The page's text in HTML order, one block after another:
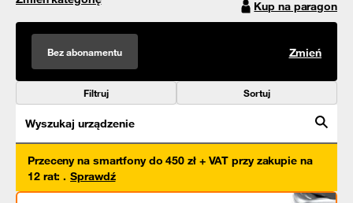
Kup na paragon
Bez abonamentu Zmień
Filtruj Sortuj
Wyszukaj urządzenie
Przeceny na smartfony do 450 zł + VAT przy zakupie na
12 rat: . Sprawdź